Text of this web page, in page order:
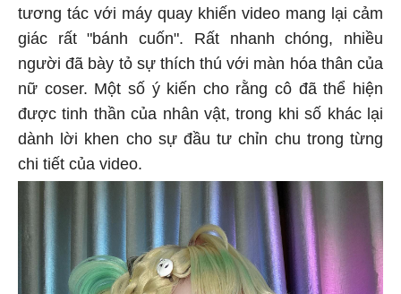
tương tác với máy quay khiến video mang lại cảm
giác rất "bánh cuốn". Rất nhanh chóng, nhiều
người đã bày tỏ sự thích thú với màn hóa thân của
nữ coser. Một số ý kiến cho rằng cô đã thể hiện
được tinh thần của nhân vật, trong khi số khác lại
dành lời khen cho sự đầu tư chỉn chu trong từng
chi tiết của video.